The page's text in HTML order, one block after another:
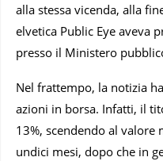
alla stessa vicenda, alla
elvetica Public Eye aveva
presso il Ministero
Nel frattempo, la notizia
azioni in borsa. Infatti, il
13%, scendendo al
undici mesi, dopo che in